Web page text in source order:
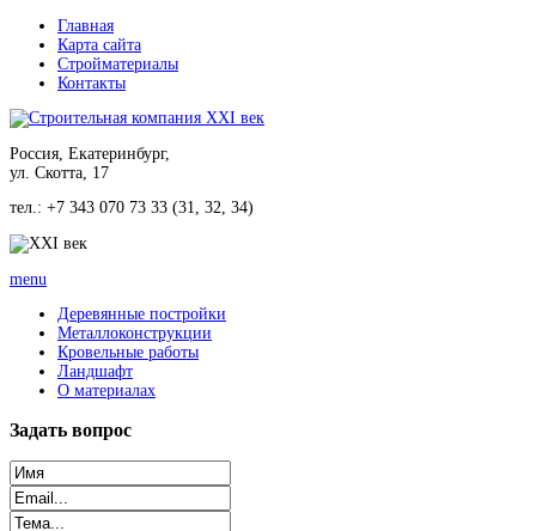
Главная
Карта сайта
Стройматериалы
Контакты
Россия, Екатеринбург,
ул. Скотта, 17
тел.: +7 343 070 73 33 (31, 32, 34)
menu
Деревянные постройки
Металлоконструкции
Кровельные работы
Ландшафт
О материалах
Задать вопрос